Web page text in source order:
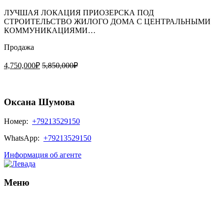
ЛУЧШАЯ ЛОКАЦИЯ ПРИОЗЕРСКА ПОД
СТРОИТЕЛЬСТВО ЖИЛОГО ДОМА С ЦЕНТРАЛЬНЫМИ
КОММУНИКАЦИЯМИ…
Продажа
4,750,000₽ 5,850,000₽
Оксана Шумова
Номер: +79213529150
WhatsApp: +79213529150
Информация об агенте
Меню